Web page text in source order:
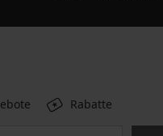
Rabatte